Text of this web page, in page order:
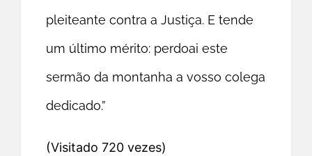
pleiteante contra a Justiça. E tende
um último mérito: perdoai este
sermão da montanha a vosso colega
dedicado.”
(Visitado 720 vezes)